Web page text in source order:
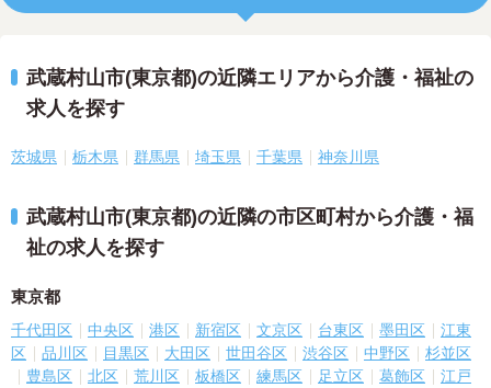
武蔵村山市(東京都)の近隣エリアから介護・福祉の
求人を探す
茨城県 栃木県 群馬県 埼玉県 千葉県 神奈川県
武蔵村山市(東京都)の近隣の市区町村から介護・福
祉の求人を探す
東京都
千代田区 中央区 港区 新宿区 文京区 台東区 墨田区
江東
区
品川区 目黒区 大田区 世田谷区 渋谷区 中野区
杉並区
豊島区
北区 荒川区 板橋区 練馬区 足立区 葛飾区
江戸